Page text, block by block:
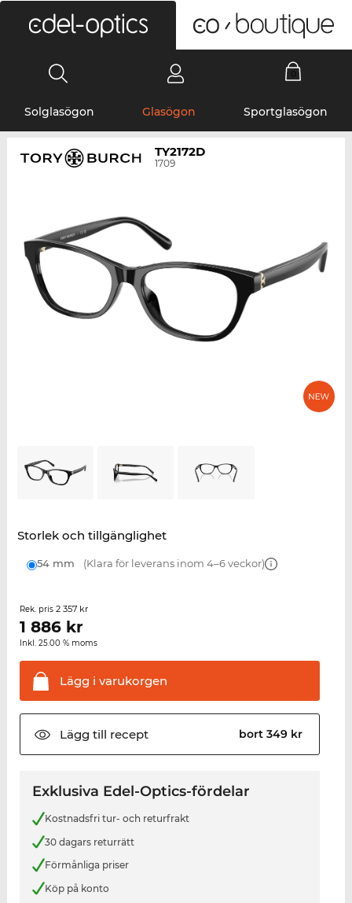
Solglasögon Glasögon Sportglasögon
TY2172D
1709
Storlek och tillgänglighet
54 mm (Klara för leverans inom 4–6 veckor)
Rek. pris 2 357 kr
1 886kr
Inkl. 25.00 % moms
Lägg i varukorgen
Lägg till recept bort 349 kr
Exklusiva Edel-Optics-fördelar
Kostnadsfri tur- och returfrakt
30 dagars returrätt
Förmånliga priser
Köp på konto